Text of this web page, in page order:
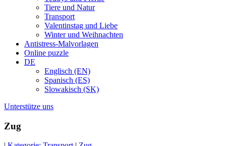
Tiere und Natur
Transport
Valentinstag und Liebe
Winter und Weihnachten
Antistress-Malvorlagen
Online puzzle
DE
Englisch (EN)
Spanisch (ES)
Slowakisch (SK)
Unterstütze uns
Zug